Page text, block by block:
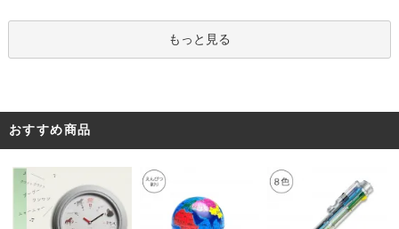
もっと見る
おすすめ商品